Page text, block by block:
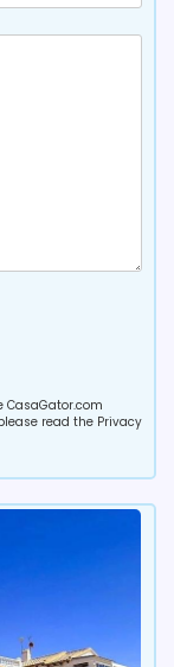
CasaGator.com
read the Privacy